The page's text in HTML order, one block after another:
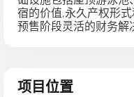
宿的价值,永久产权形
预售阶段灵活的财务解
项目位置